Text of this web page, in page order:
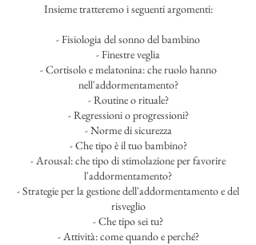
Insieme tratteremo i seguenti argomenti:
- Fisiologia del sonno del bambino
- Finestre veglia
- Cortisolo e melatonina: che ruolo hanno
nell'addormentamento?
- Routine o rituale?
- Regressioni o progressioni?
- Norme di sicurezza
- Che tipo è il tuo bambino?
- Arousal: che tipo di stimolazione per favorire
l'addormentamento?
- Strategie per la gestione dell'addormentamento e del
risveglio
- Che tipo sei tu?
- Attività: come quando e perché?